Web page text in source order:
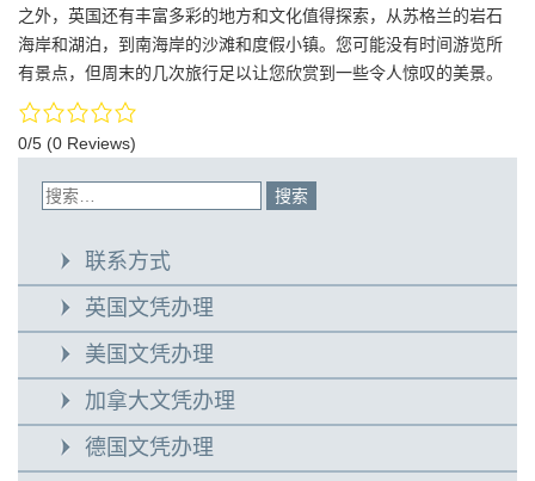
之外，英国还有丰富多彩的地方和文化值得探索，从苏格兰的岩石
海岸和湖泊，到南海岸的沙滩和度假小镇。您可能没有时间游览所
有景点，但周末的几次旅行足以让您欣赏到一些令人惊叹的美景。
0/5 (0 Reviews)
联系方式
英国文凭办理
美国文凭办理
加拿大文凭办理
德国文凭办理